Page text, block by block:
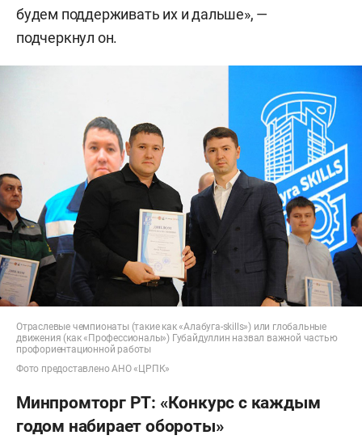
будем поддерживать их и дальше», —
подчеркнул он.
Отраслевые чемпионаты (такие как «Алабуга-skills») или глобальные
движения (как «Профессионалы») Губайдуллин назвал важной частью
профориентационной работы
Фото предоставлено АНО «ЦРПК»
Минпромторг РТ: «Конкурс с каждым
годом набирает обороты»